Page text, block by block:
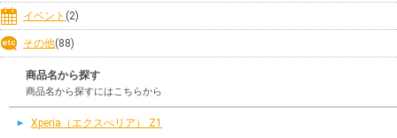
イベント (2)
その他(88)
商品名から探す
商品名から探すにはこちらから
Xperia（エクスぺリア） Z1